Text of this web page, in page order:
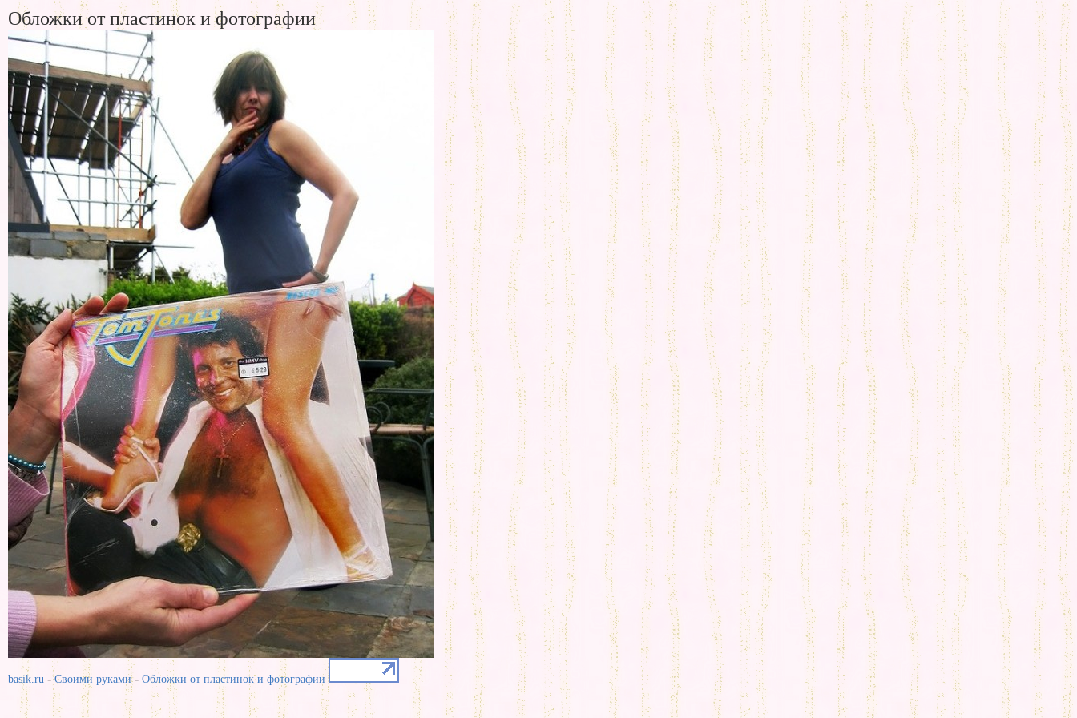
Обложки от пластинок и фотографии
basik.ru -Своими руками- Обложки от пластинок и фотографии